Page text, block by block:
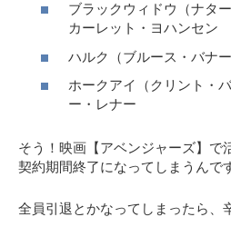
ブラックウィドウ（ナタ
カーレット・ヨハンセン
ハルク（ブルース・バナ
ホークアイ（クリント・
ー・レナー
そう！映画【アベンジャーズ】で
契約期間終了になってしまうんで
全員引退とかなってしまったら、